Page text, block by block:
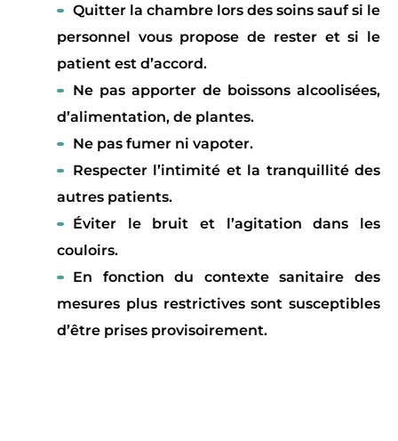
Quitter la chambre lors des soins sauf si le
personnel vous propose de rester et si le
patient est d’accord.
Ne pas apporter de boissons alcoolisées,
d’alimentation, de plantes.
Ne pas fumer ni vapoter.
Respecter l’intimité et la tranquillité des
autres patients.
Éviter le bruit et l’agitation dans les
couloirs.
En fonction du contexte sanitaire des
mesures plus restrictives sont susceptibles
d’être prises provisoirement.